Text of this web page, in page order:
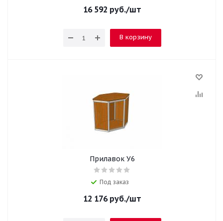
16 592 руб./шт
В корзину
Прилавок У6
Под заказ
12 176руб./шт